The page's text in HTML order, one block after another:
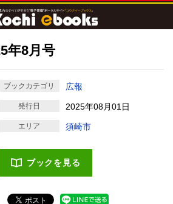
年8月号
ブックカテゴリ 広報
発行日 2025年08月01日
エリア 須崎市
ブックを見る